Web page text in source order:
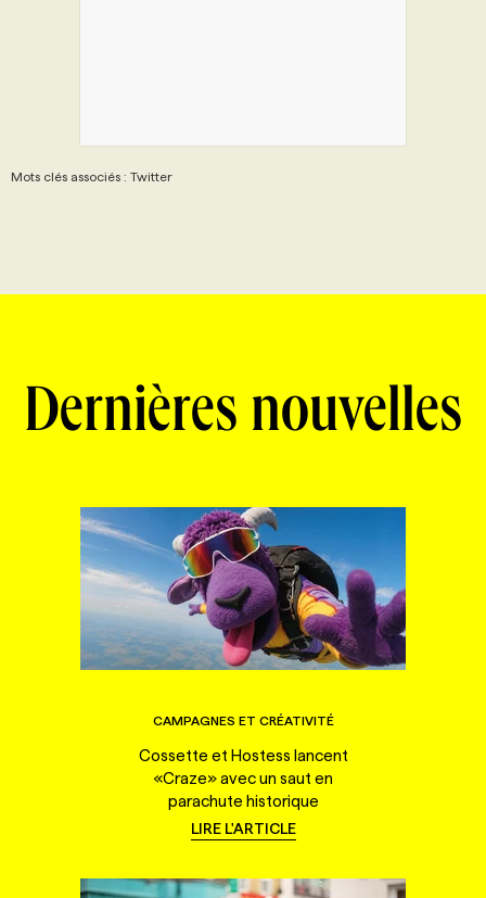
Mots clés associés : Twitter
Dernières nouvelles
CAMPAGNES ET CRÉATIVITÉ
Cossette et Hostess lancent
«Craze» avec un saut en
parachute historique
LIRE L'ARTICLE